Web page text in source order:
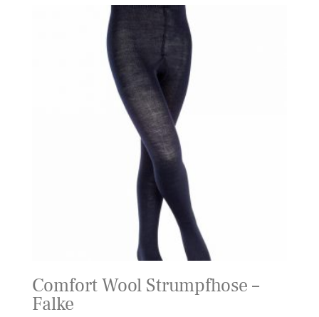
Comfort Wool Strumpfhose –
Falke